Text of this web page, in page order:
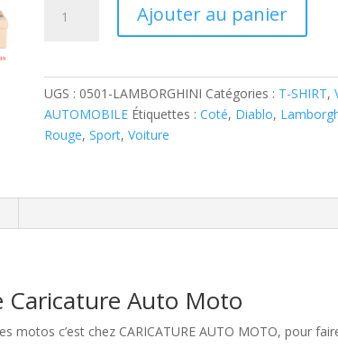
Ajouter au panier
UGS : 0501-LAMBORGHINI Catégories : T-SHIRT,
AUTOMOBILE Étiquettes :Coté, Diablo,
Rouge,Sport,Voiture
Caricature Auto Moto
motos c’est chez CARICATURE AUTO MOTO, pour